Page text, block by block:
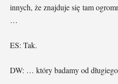
innych, że znajduje się tam
…
ES: Tak.
DW: … który badamy od